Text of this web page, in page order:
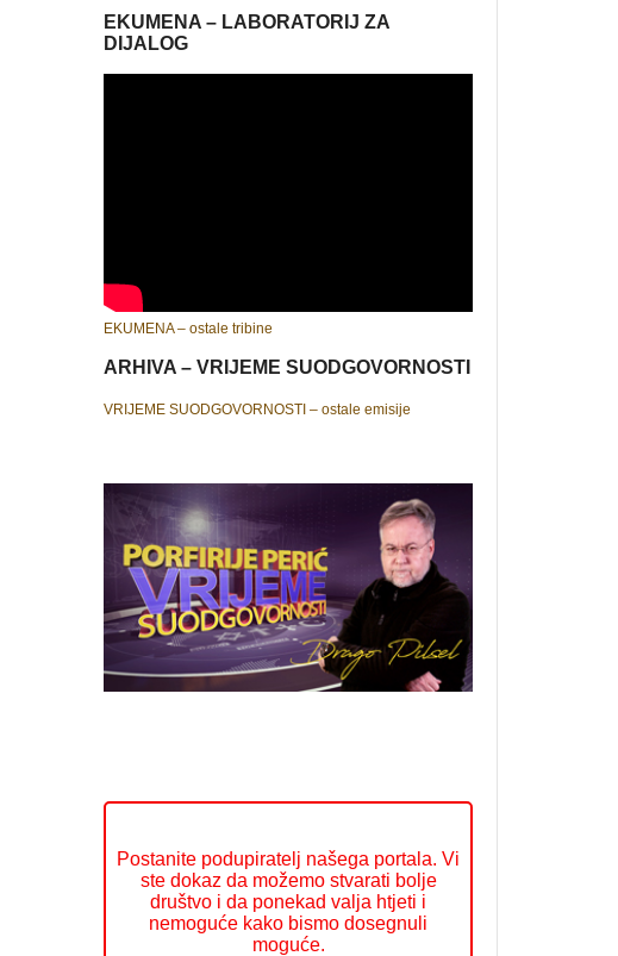
EKUMENA – LABORATORIJ ZA
DIJALOG
EKUMENA – ostale tribine
ARHIVA – VRIJEME SUODGOVORNOSTI
VRIJEME SUODGOVORNOSTI – ostale emisije
Postanite podupiratelj našega portala. Vi
ste dokaz da možemo stvarati bolje
društvo i da ponekad valja htjeti i
nemoguće kako bismo dosegnuli
moguće.